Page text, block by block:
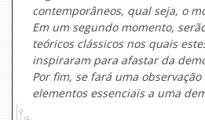
contemporâneos, qual seja, o
Em um segundo momento,
teóricos clássicos nos quais
inspiraram para afastar da
Por fim, se fará uma
elementos essenciais a uma